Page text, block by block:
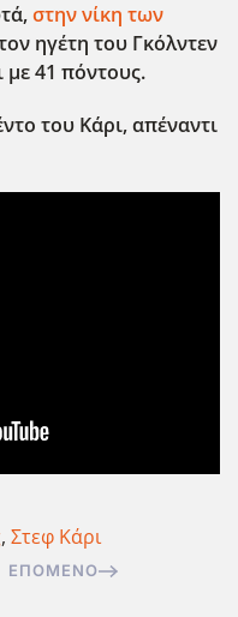
στην νίκη των
ηγέτη του Γκόλντεν
με 41 πόντους.
του Κάρι, απέναντι
, Στεφ Κάρι
ΕΠΌΜΕΝΟ